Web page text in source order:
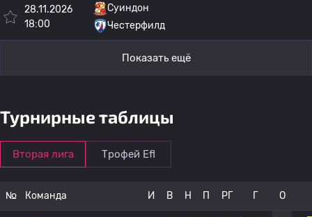
28.11.2026
18:00
Суиндон
Честерфилд
Показать ещё
Турнирные таблицы
Вторая лига Трофей Efl
№ Команда И В Н П РГ Г О